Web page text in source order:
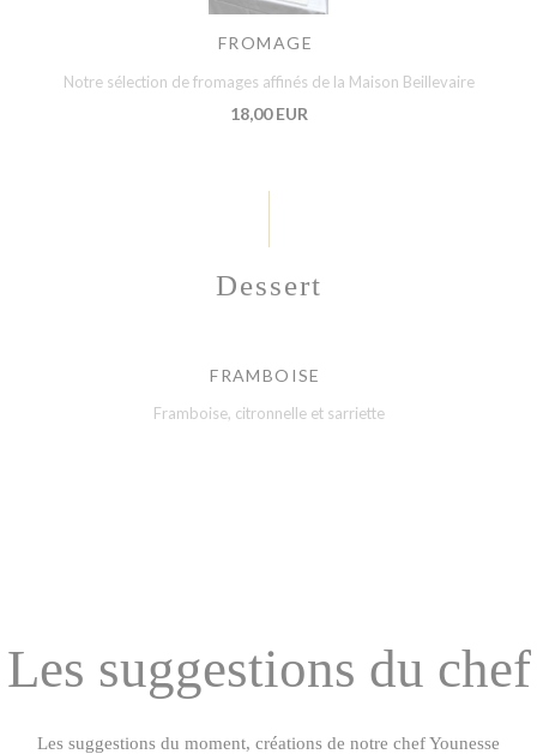
FROMAGE
Notre sélection de fromages affinés de la Maison Beillevaire
18,00 EUR
Dessert
FRAMBOISE
Framboise, citronnelle et sarriette
Les suggestions du chef
Les suggestions du moment, créations de notre chef Younesse